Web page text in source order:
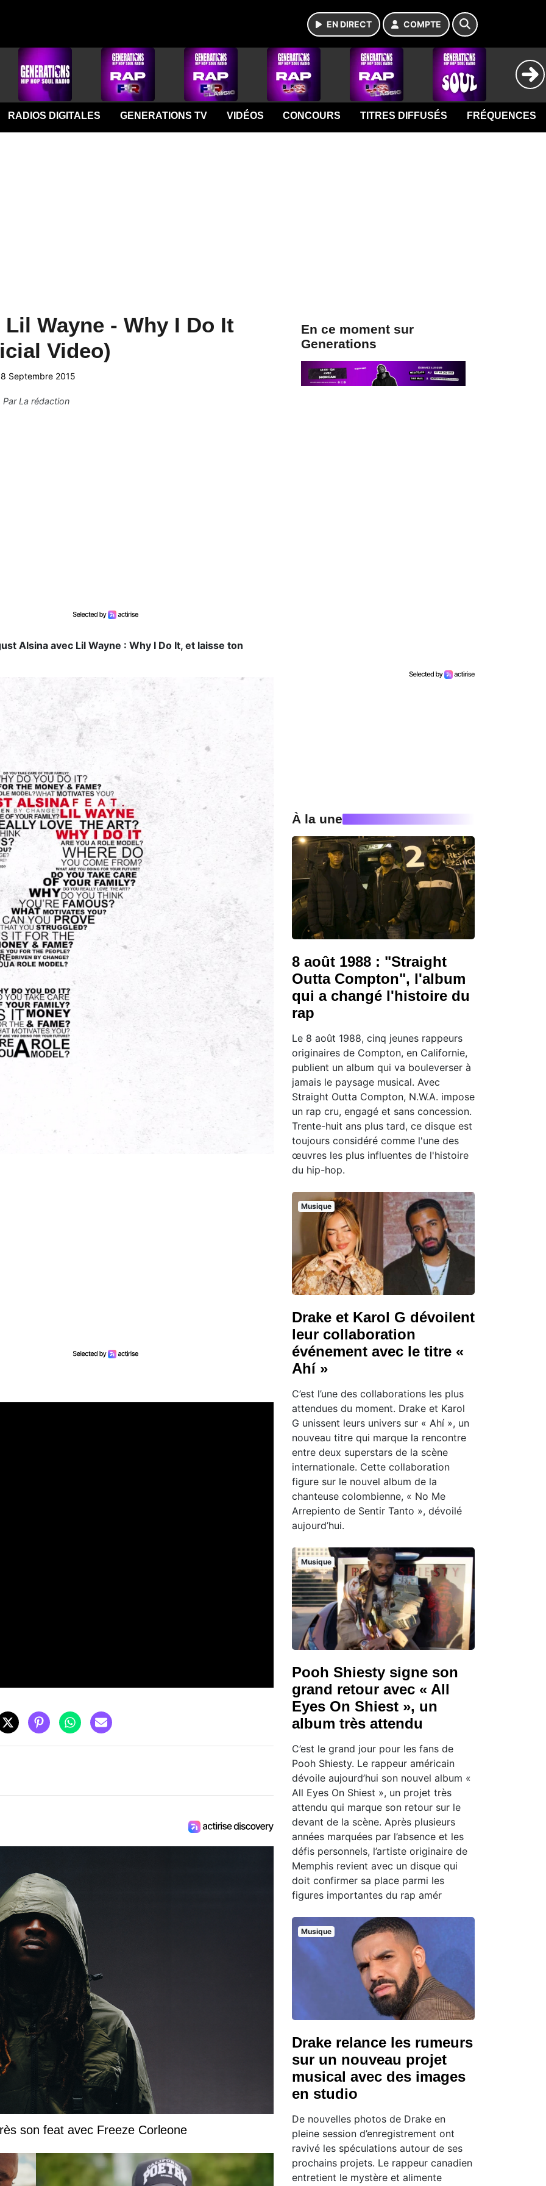
EN DIRECT COMPTE
RADIOS DIGITALES GENERATIONS TV VIDÉOS CONCOURS TITRES DIFFUSÉS FRÉQUENCES
Wayne - Why I Do It
Video)
Septembre 2015
ParLa rédaction
Alsina avec Lil Wayne : Why I Do It, et laisse ton
son feat avec Freeze Corleone
En ce moment sur
Generations
À la une
8 août 1988 : "Straight
Outta Compton", l'album
qui a changé l'histoire du
rap
Le 8 août 1988, cinq jeunes rappeurs
originaires de Compton, en Californie,
publient un album qui va bouleverser à
jamais le paysage musical. Avec
Straight Outta Compton, N.W.A. impose
un rap cru, engagé et sans concession.
Trente-huit ans plus tard, ce disque est
toujours considéré comme l'une des
œuvres les plus influentes de l'histoire
du hip-hop.
Musique
Drake et Karol G dévoilent
leur collaboration
événement avec le titre «
Ahí »
C’est l’une des collaborations les plus
attendues du moment. Drake et Karol
G unissent leurs univers sur « Ahí », un
nouveau titre qui marque la rencontre
entre deux superstars de la scène
internationale. Cette collaboration
figure sur le nouvel album de la
chanteuse colombienne, « No Me
Arrepiento de Sentir Tanto », dévoilé
aujourd’hui.
Musique
Pooh Shiesty signe son
grand retour avec « All
Eyes On Shiest », un
album très attendu
C’est le grand jour pour les fans de
Pooh Shiesty. Le rappeur américain
dévoile aujourd’hui son nouvel album «
All Eyes On Shiest », un projet très
attendu qui marque son retour sur le
devant de la scène. Après plusieurs
années marquées par l’absence et les
défis personnels, l’artiste originaire de
Memphis revient avec un disque qui
doit confirmer sa place parmi les
figures importantes du rap amér
Musique
Drake relance les rumeurs
sur un nouveau projet
musical avec des images
en studio
De nouvelles photos de Drake en
pleine session d’enregistrement ont
ravivé les spéculations autour de ses
prochains projets. Le rappeur canadien
entretient le mystère et alimente